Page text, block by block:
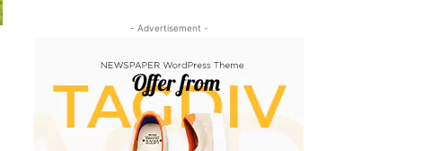
- Advertisement -